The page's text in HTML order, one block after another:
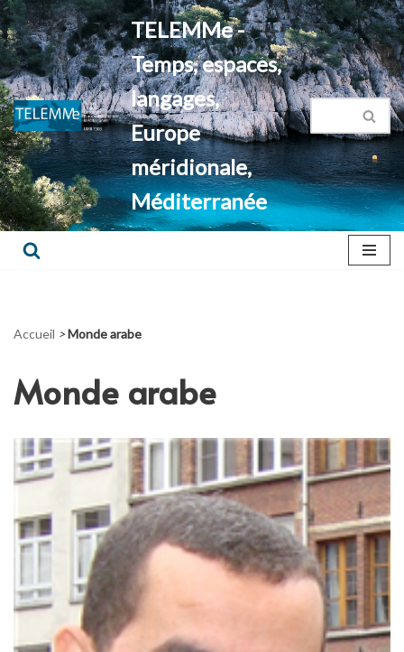
Aller
au
contenu
TELEMMe -
Temps, espaces,
langages,
Europe
méridionale,
Méditerranée
Accueil >Monde arabe
Monde arabe